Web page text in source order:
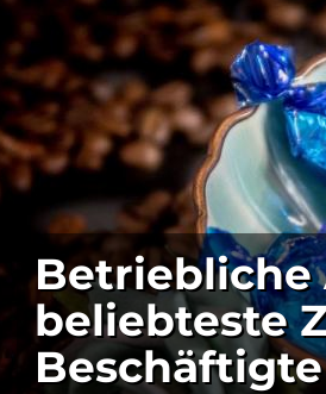
Betriebliche
beliebteste
Beschäftigte